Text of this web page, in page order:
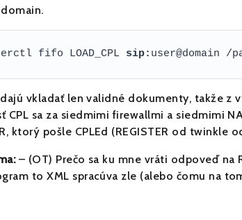
fifo LOAD_CPL sip: user@domain
vkladať len validné dokumenty, takže z
CPL sa za siedmimi firewallmi a siedmimi
ktorý pošle CPLEd (REGISTER od
– (OT) Prečo sa ku mne vráti odpoveď na
to XML spracúva zle (alebo čomu na